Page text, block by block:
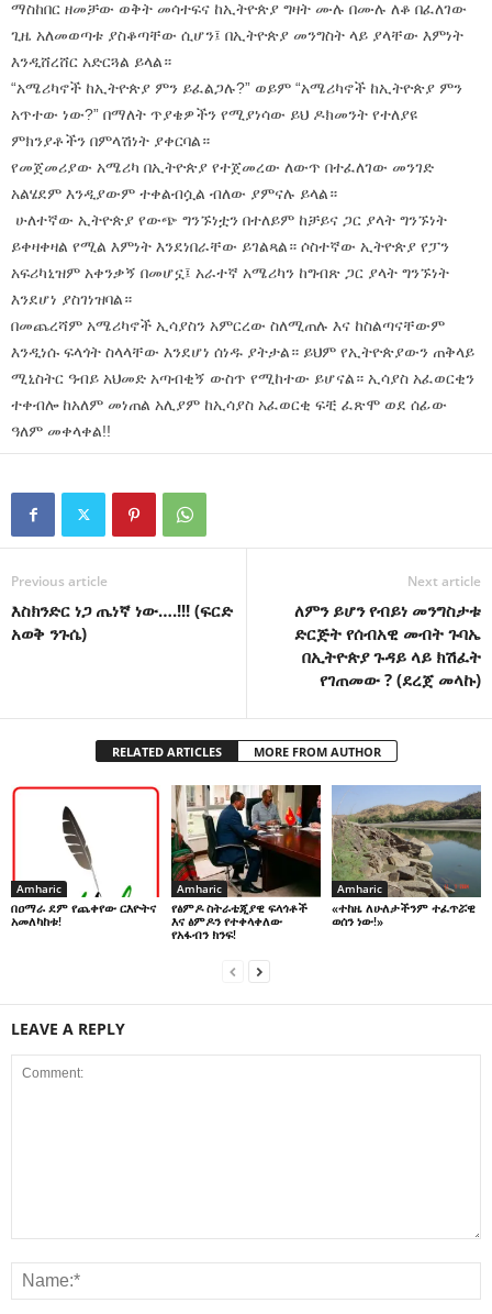
ማስከበር ዘመቻው ወቅት መሳተፍና ከኢትዮጵያ ግዛት ሙሉ በሙሉ ለቆ በፈለገው
ጊዜ አለመወጣቱ ያስቆጣቸው ሲሆን፤ በኢትዮጵያ መንግስት ላይ ያላቸው እምነት
እንዲሸረሸር አድርጓል ይላል።
“አሜሪካኖች ከኢትዮጵያ ምን ይፈልጋሉ?” ወይም “አሜሪካኖች ከኢትዮጵያ ምን
አጥተው ነው?” በማለት ጥያቄዎችን የሚያነሳው ይህ ዶክመንት የተለያዩ
ምክንያቶችን በምላሽነት ያቀርባል።
የመጀመሪያው አሜሪካ በኢትዮጵያ የተጀመረው ለውጥ በተፈለገው መንገድ
አልሄደም እንዲያውም ተቀልብሷል ብለው ያምናሉ ይላል።
ሁለተኛው ኢትዮጵያ የውጭ ግንኙነቷን በተለይም ከቻይና ጋር ያላት ግንኙነት
ይቀዛቀዛል የሚል እምነት እንደነበራቸው ይገልጻል። ሶስተኛው ኢትዮጵያ የፓን
አፍሪካኒዝም አቀንቃኝ በመሆኗ፤ አራተኛ አሜሪካን ከግብጽ ጋር ያላት ግንኙነት
እንደሆነ ያስገነዝባል።
በመጨረሻም አሜሪካኖች ኢሳያስን አምርረው ስለሚጠሉ እና ከስልጣናቸውም
እንዲነሱ ፍላጎት ስላላቸው እንደሆነ ሰነዱ ያትታል። ይህም የኢትዮጵያውን ጠቅላይ
ሚኒስትር ዓብይ አህመድ አጣብቂኝ ውስጥ የሚከተው ይሆናል። ኢሳያስ አፈወርቂን
ተቀብሎ ከአለም መነጠል አሊያም ከኢሳያስ አፈወርቂ ፍቺ ፈጽሞ ወደ ሰፊው
ዓለም መቀላቀል!!
Previous article
እስክንድር ነጋ ጤነኛ ነው….!!! (ፍርድ
አወቅ ንጉሴ)
Next article
ለምን ይሆን የብይነ መንግስታቱ
ድርጅት የሰብአዊ መብት ጉባኤ
በኢትዮጵያ ጉዳይ ላይ ክሽፈት
የገጠመው ? (ደረጀ መላኩ)
RELATED ARTICLES MORE FROM AUTHOR
Amharic
በዐማራ ደም የጨቀየው ርእዮትና
አመለካከቱ!
Amharic
የፅምዶ ስትራቴጂያዊ ፍላጎቶች
እና ፅምዶን የተቀላቀለው
የአፋብን ክንፍ!
Amharic
«ተከዜ ለሁለታችንም ተፈጥሯዊ
ወሰን ነው!»
LEAVE A REPLY